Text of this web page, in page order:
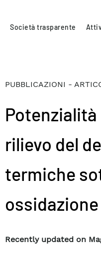
Società trasparente
PUBBLICAZIONI -
Potenzialità
rilievo del
termiche
Recently updated on